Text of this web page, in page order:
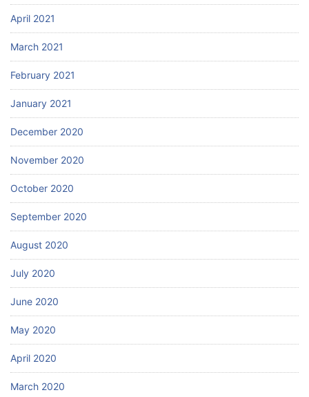
April 2021
March 2021
February 2021
January 2021
December 2020
November 2020
October 2020
September 2020
August 2020
July 2020
June 2020
May 2020
April 2020
March 2020